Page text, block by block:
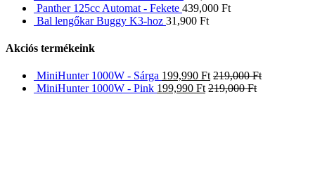
Panther 125cc Automat - Fekete 439,000 Ft
Bal lengőkar Buggy K3-hoz 31,900 Ft
Akciós termékeink
MiniHunter 1000W - Sárga 199,990 Ft 219,000Ft
MiniHunter 1000W - Pink 199,990 Ft 219,000Ft